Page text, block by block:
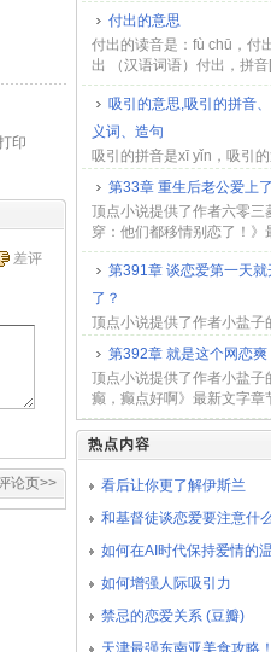
印
差评
论页>>
都是通过这3个途径开始,...
付出的意思
付出的读音是：fù chū，付
出 （汉语词语）付出，拼
词 1.pay out 付出
出 2.名词...
吸引的意思,吸引的拼音
义词、造句
吸引的拼音是xī yǐn，吸引
惑、迷人、吸附、勾起、招
吸引的反义词为排斥、放
么意思，基本解释：引导别
量等到自己方面来...
第33章 重生后老公爱上
顶点小说提供了作者六零三
穿：他们都移情别恋了！》
节: 第33章 重生后老公爱上
5， 倒不是多记恨，只是
第391章 谈恋爱第一天就
了？
顶点小说提供了作者小盐子
癫，癫点好啊》最新文字章
谈恋爱第一天就开始勾引
爅卿牵起她的手，缓缓递到
第392章 就是这个网恋爽
顶点小说提供了作者小盐子
癫，癫点好啊》最新文字章
就是这个网恋爽！， 人
的时候真的会笑一下，就好
热点内容
看后让你更了解伊斯兰
和基督徒谈恋爱要注意什
如何在AI时代保持爱情的
用技巧教你情感升温
如何增强人际吸引力
禁忌的恋爱关系 (豆瓣)
天津最强东南亚美食攻略